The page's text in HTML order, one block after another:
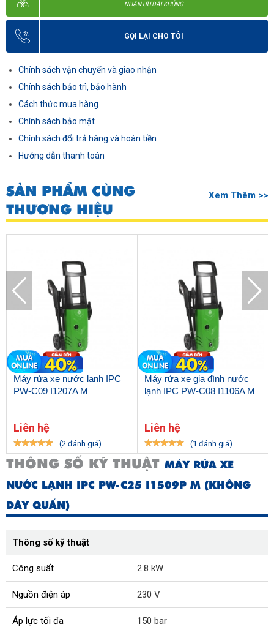
NHẬN ƯU ĐÃI KHỦNG
GỌI LẠI CHO TÔI
Chính sách vận chuyển và giao nhận
Chính sách bảo trì, bảo hành
Cách thức mua hàng
Chính sách bảo mật
Chính sách đổi trả hàng và hoàn tiền
Hướng dẫn thanh toán
SẢN PHẨM CÙNG
THƯƠNG HIỆU
Xem Thêm >>
Máy rửa xe nước lạnh IPC
PW-C09 I1207A M
Liên hệ
(2 đánh giá)
Máy rửa xe gia đình nước
lạnh IPC PW-C08 I1106A M
Liên hệ
(1 đánh giá)
THÔNG SỐ KỸ THUẬT MÁY RỬA XE
NƯỚC LẠNH IPC PW-C25 I1509P M (KHÔNG
DÂY QUẤN)
Thông số kỹ thuật
Công suất 2.8 kW
Nguồn điện áp 230 V
Áp lực tối đa 150 bar